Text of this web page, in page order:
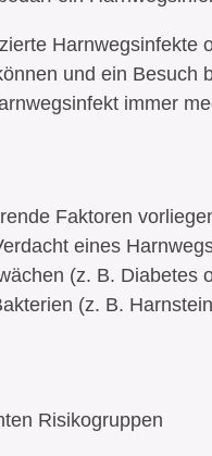
Harnwegsinfekte
und ein Besuch
immer
Faktoren
eines
(z. B. Diabetes
(z. B.
Risikogruppen